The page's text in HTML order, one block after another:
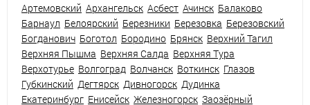
Артемовский Архангельск Асбест Ачинск Балаково
Барнаул Белоярский Березники Березовка Березовский
Богданович Боготол Бородино Брянск Верхний Тагил
Верхняя Пышма Верхняя Салда Верхняя Тура
Верхотурье Волгоград Волчанск Воткинск Глазов
Губкинский Дегтярск Дивногорск Дудинка
Екатеринбург Енисейск Железногорск Заозёрный